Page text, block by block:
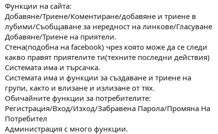
Функции на сайта:
Добавяне/Триене/Коментиране/добавяне и триене в
лубими/Съобщаване за нередност на линкове/Гласуване
Добавяне/Триене на приятели.
Стена(подобна на facebook) чрез която може да се следи
какво правят приятелите ти(техните последни действия)
Системата има и търсачка.
Системата има и функции за създаване и триене на
групи, както и влизане и излизане от тях.
Обичайните функции за потребителите:
Регистрация/Вход/Изход/Забравена Парола/Промяна На
Потребител
Администрация с много функции.